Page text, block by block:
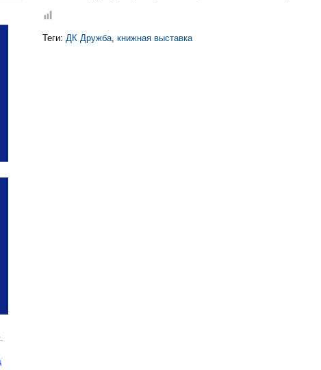
Теги: ДК Дружба, книжная выставка